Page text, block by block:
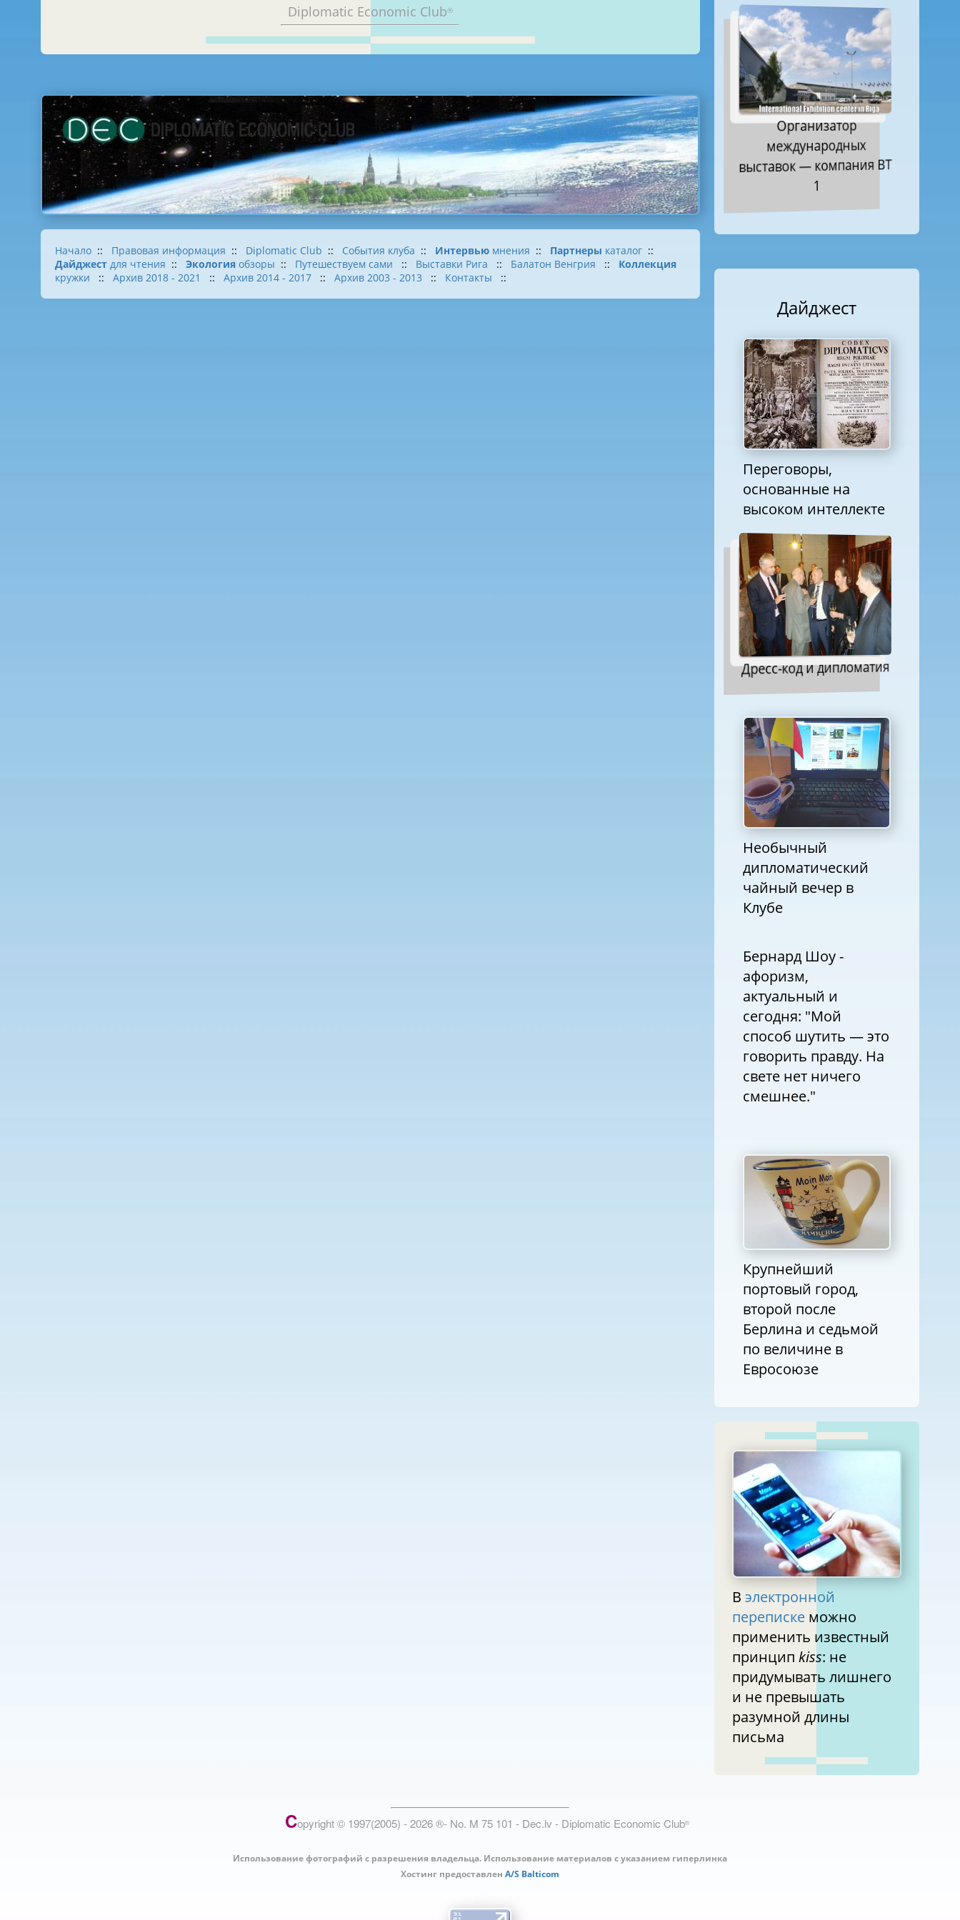
Diplomatic Economic Club®
Начало :: Правовая информация :: Diplomatic Club :: События клуба :: Интервью мнения :: Партнеры каталог ::
Дайджест для чтения :: Экология обзоры :: Путешествуем сами :: Выставки Рига :: Балатон Венгрия :: Коллекция
кружки
:: Архив 2018 - 2021 :: Архив 2014 - 2017 :: Архив 2003 - 2013 :: Контакты ::
Организатор
международных
выставок — компания ВТ
1
Дайджест
Переговоры,
основанные на
высоком интеллекте
Дресс-код и дипломатия
Необычный
дипломатический
чайный вечер в
Клубе
Бернард Шоу -
афоризм,
актуальный и
сегодня: "Мой
способ шутить — это
говорить правду. На
свете нет ничего
смешнее."
Крупнейший
портовый город,
второй после
Берлина и седьмой
по величине в
Евросоюзе
В электронной
перепискеможно
применить известный
принцип kiss: не
придумывать лишнего
и не превышать
разумной длины
письма
Copyright © 1997(2005) -2026®- No. M 75 101 - Dec.lv - Diplomatic Economic Club®
Использование фотографий с разрешения владельца. Использование материалов с указанием гиперлинка
Хостинг предоставлен A/S Balticom